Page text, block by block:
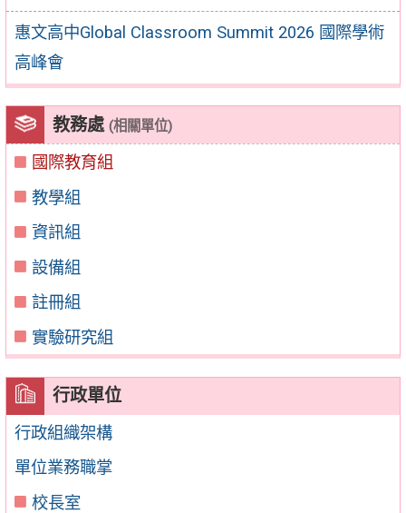
惠文高中Global Classroom Summit 2026 國際學術
高峰會
教務處 (相關單位)
國際教育組
教學組
資訊組
設備組
註冊組
實驗研究組
行政單位
行政組織架構
單位業務職掌
校長室